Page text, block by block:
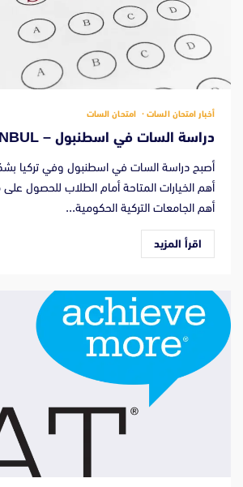
أخبار امتحان السات امتحان السات
دراسة السات في اسطنبول – SAT IN ISTANBUL
أصبح دراسة السات في اسطنبول وفي تركيا
أهم الخيارات المتاحة أمام الطلاب للحصول
أهم الجامعات التركية الحكومية...
اقرأ المزيد